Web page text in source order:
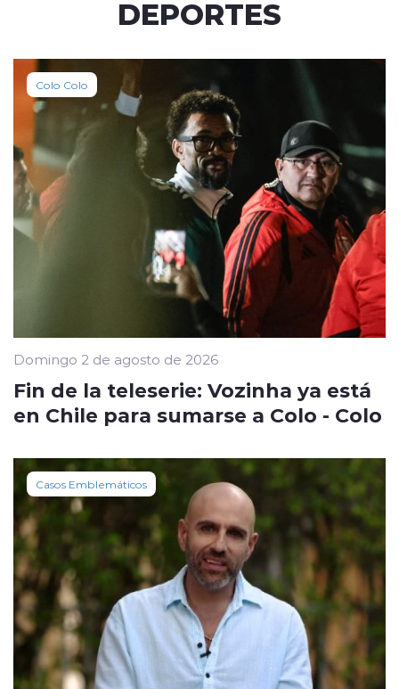
DEPORTES
Colo Colo
Domingo 2 de agosto de 2026
Fin de la teleserie: Vozinha ya está
en Chile para sumarse a Colo - Colo
Casos Emblemáticos